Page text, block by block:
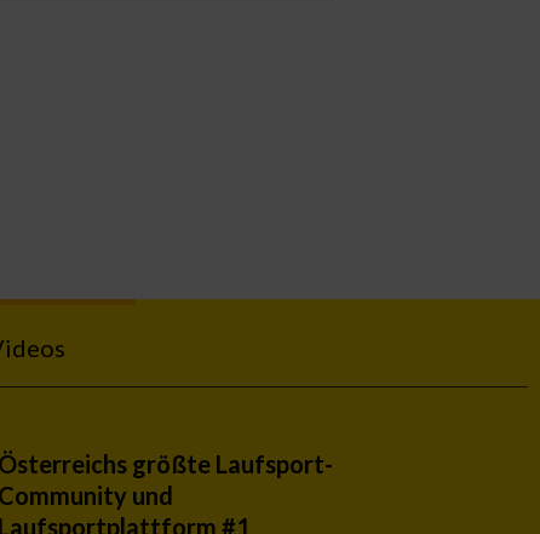
Österreichs größte Laufsport-
Community und
Laufsportplattform #1